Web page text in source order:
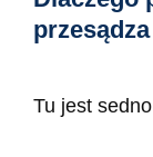
Tu jest